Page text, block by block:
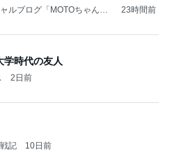
ルブログ「MOTOちゃんと
23時間前
学時代の友人
2日前
記 10日前